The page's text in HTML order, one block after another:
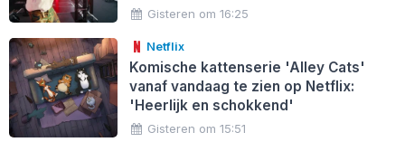
Gisteren om 16:25
Netflix
Komische kattenserie 'Alley Cats'
vanaf vandaag te zien op Netflix:
'Heerlijk en schokkend'
Gisteren om 15:51